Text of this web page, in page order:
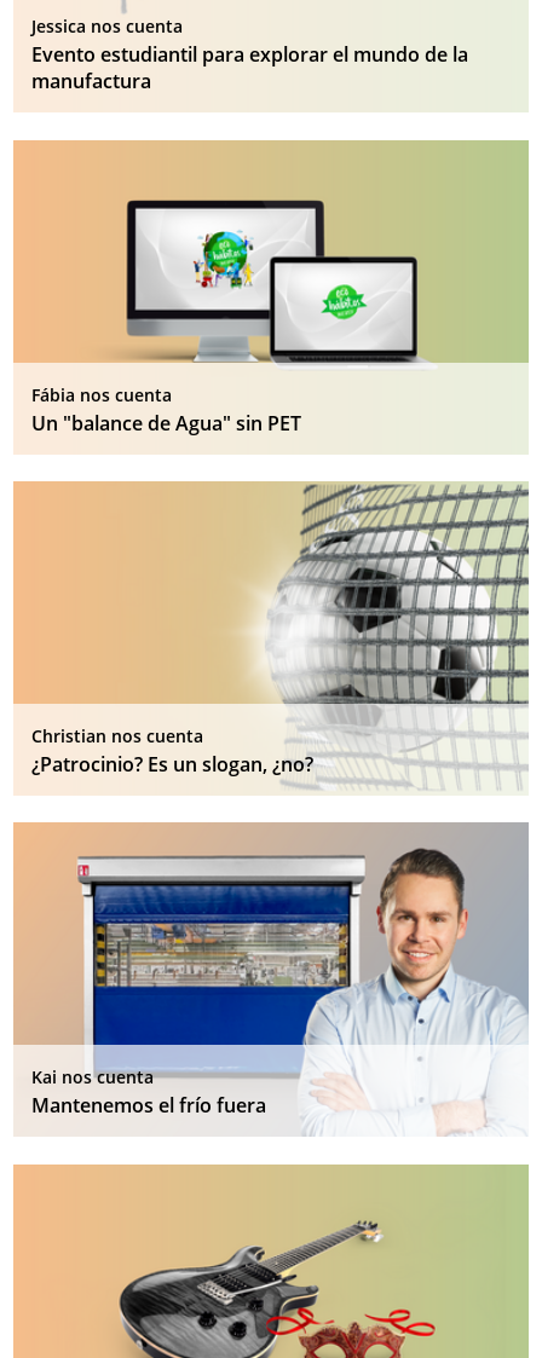
Jessica nos cuenta
Evento estudiantil para explorar el mundo de la
manufactura
Fábia nos cuenta
Un "balance de Agua" sin PET
Christian nos cuenta
¿Patrocinio? Es un slogan, ¿no?
Kai nos cuenta
Mantenemos el frío fuera